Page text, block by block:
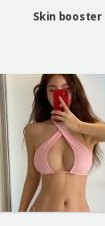
Skin booster